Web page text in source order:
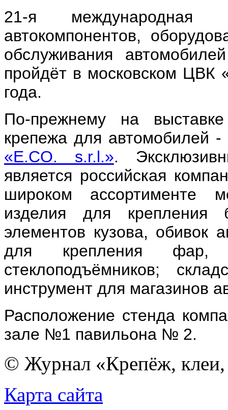
21-я международная
автокомпонентов,
обслуживания
пройдёт в московском ЦВК
года.
По-прежнему на
крепежа для автомобилей
«E.CO. s.r.l.».
является российская
широком ассортименте
изделия для крепления
элементов кузова, обивок
для крепления фар,
стеклоподъёмников;
инструмент для магазинов
Расположение стенда
зале №1 павильона № 2.
© Журнал «Крепёж, клеи,
Карта сайта